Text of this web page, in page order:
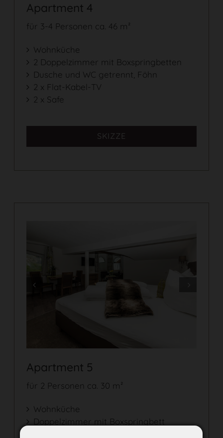
Apartment 4
für 3-4 Personen ca. 46 m²
Wohnküche
2 Doppelzimmer mit Boxspringbetten
Dusche und WC getrennt, Föhn
2 x Flat-Kabel-TV
2 x Safe
SKIZZE
Prev
Apartment 5
für 2 Personen ca. 30 m²
Wohnküche
Doppelzimmer mit Boxspringbett